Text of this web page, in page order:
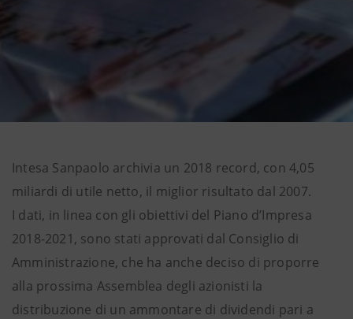
Intesa Sanpaolo archivia un 2018 record, con 4,05
miliardi di utile netto, il miglior risultato dal 2007.
I dati, in linea con gli obiettivi del Piano d’Impresa
2018-2021, sono stati approvati dal Consiglio di
Amministrazione, che ha anche deciso di proporre
alla prossima Assemblea degli azionisti la
distribuzione di un ammontare di dividendi pari a